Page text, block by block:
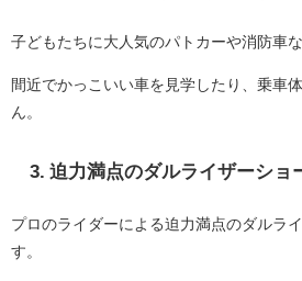
子どもたちに大人気のパトカーや消防車
間近でかっこいい車を見学したり、乗車
ん。
3. 迫力満点のダルライザーショ
プロのライダーによる迫力満点のダルラ
す。